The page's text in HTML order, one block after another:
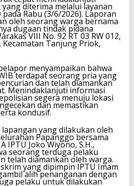
diterima melalui layanan
Rabu (3/6/2026). Laporan
oleh seorang warga bernama
dugaan tindak pidana
VIII No. 92 RT 03 RW 012,
Tanjung Priok,
menyampaikan bahwa
terdapat seorang pria yang
dan telah diamankan
Menindaklanjuti informasi
segera menuju lokasi
dan memastikan
kondusif.
yang dilakukan oleh
Papanggo bersama
IPTU Joko Wiyono, S.H.,
seorang terduga pelaku
telah diamankan oleh warga.
yang dipimpin IPTU Imam
alih penanganan dengan
pelaku untuk dilakukan